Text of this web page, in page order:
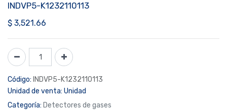
INDVP5-K1232110113
$ 3,521.66
Código: INDVP5-K1232110113
Unidad de venta: Unidad
Categoría: Detectores de gases